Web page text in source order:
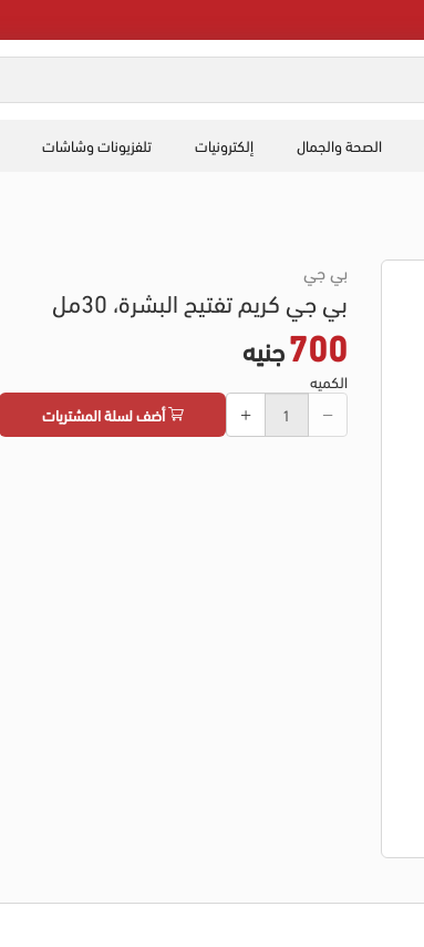
الصحة والجمال إلكترونيات تلفزيونات وشاشات
بي جي
بي جي كريم تفتيح البشرة، 30مل
700جنيه
الكميه
أضف لسلة المشتريات